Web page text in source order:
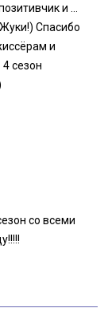
и …
Спасибо
и
сезон
со всеми